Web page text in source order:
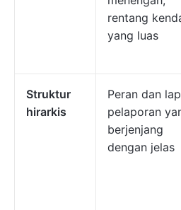
rentang
yang luas
Struktur
hirarkis
Peran dan
pelaporan
berjenjang
dengan jelas